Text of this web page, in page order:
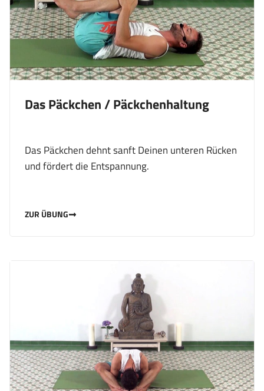
Das Päckchen / Päckchenhaltung
Das Päckchen dehnt sanft Deinen unteren Rücken
und fördert die Entspannung.
ZUR ÜBUNG